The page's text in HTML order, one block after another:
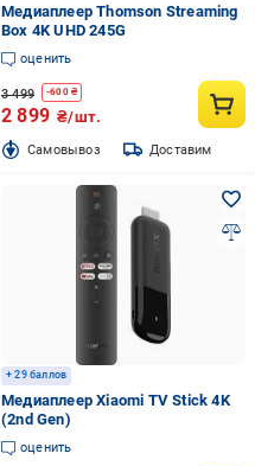
Медиаплеер Thomson Streaming
Box 4K UHD 245G
оценить
3 499 -600₴
2 899 ₴/шт.
Cамовывоз Доставим
+ 29 баллов
Медиаплеер Xiaomi TV Stick 4K
(2nd Gen)
оценить